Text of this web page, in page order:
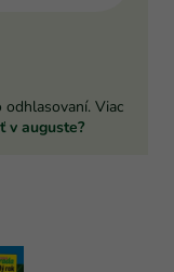
odhlasovaní. Viac
v auguste?